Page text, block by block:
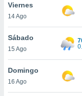
cookies
aceptar
Viernes
14 Ago
Sábado
15 Ago
Domingo
16 Ago